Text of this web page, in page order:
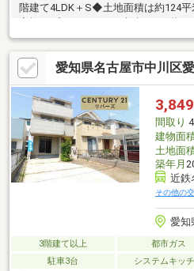
階建て4LDK＋S◆土地面積は約124
家族のプライバシーを考慮した2階リ
が気にならず、ゆったりとお過ごし
戸あり◆浴室乾燥機は花粉の季節や
るい全室採光設計！気持ちよく過ご
ございますので、沢山の洗濯物も一
ね！◆2026年5月にハウスクリーニ
学校」まで徒歩約4分、子育て世帯
成店)」まで徒歩約8分の立地です！
愛知県名古屋市中川区
3,849
間取り
建物面
土地面
築年月
近鉄
その他の
愛知
3階建て以上 都市ガス
駐車3台
システムキッ